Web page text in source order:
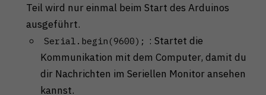
Teil wird nur einmal beim Start des Arduinos
ausgeführt.
Serial.begin(9600); : Startet die
Kommunikation mit dem Computer, damit du
dir Nachrichten im Seriellen Monitor ansehen
kannst.